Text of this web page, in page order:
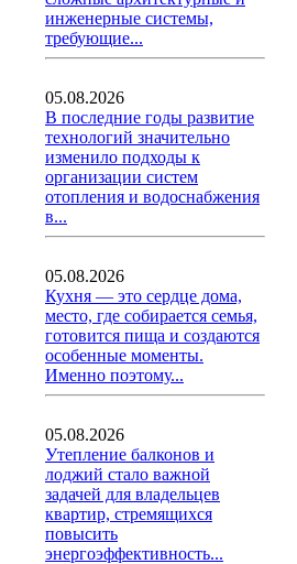
инженерные системы,
требующие...
05.08.2026
В последние годы развитие
технологий значительно
изменило подходы к
организации систем
отопления и водоснабжения
в...
05.08.2026
Кухня — это сердце дома,
место, где собирается семья,
готовится пища и создаются
особенные моменты.
Именно поэтому...
05.08.2026
Утепление балконов и
лоджий стало важной
задачей для владельцев
квартир, стремящихся
повысить
энергоэффективность...